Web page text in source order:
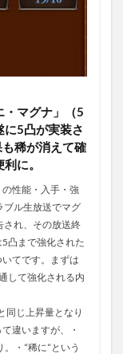
・マグナ」（5
に5凸が実装さ
稀が消えて確
に。
性能・入手・強
ル生放送でマグ
され、その放送終
凸まで強化された
てです。まずは
して強化される内
同じ上昇量となり
違いますが、・
・“稀に“という